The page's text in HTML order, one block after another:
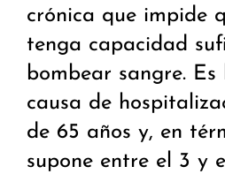
crónica que impide
tenga capacidad
bombear sangre.
causa de
de 65 años y, en
supone entre el 3 y